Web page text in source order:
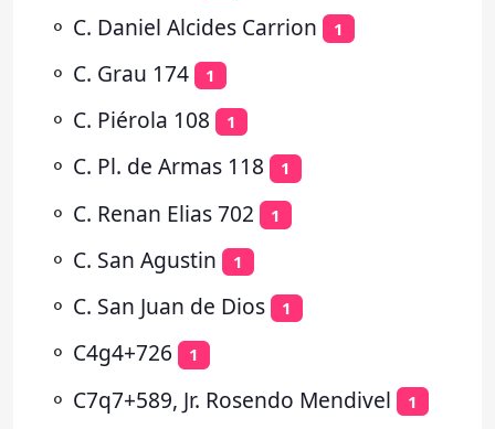
⚬ C. Daniel Alcides Carrion 1
⚬ C. Grau 174 1
⚬ C. Piérola 108 1
⚬ C. Pl. de Armas 118 1
⚬ C. Renan Elias 702 1
⚬ C. San Agustin 1
⚬ C. San Juan de Dios 1
⚬ C4g4+726 1
⚬ C7q7+589, Jr. Rosendo Mendivel 1